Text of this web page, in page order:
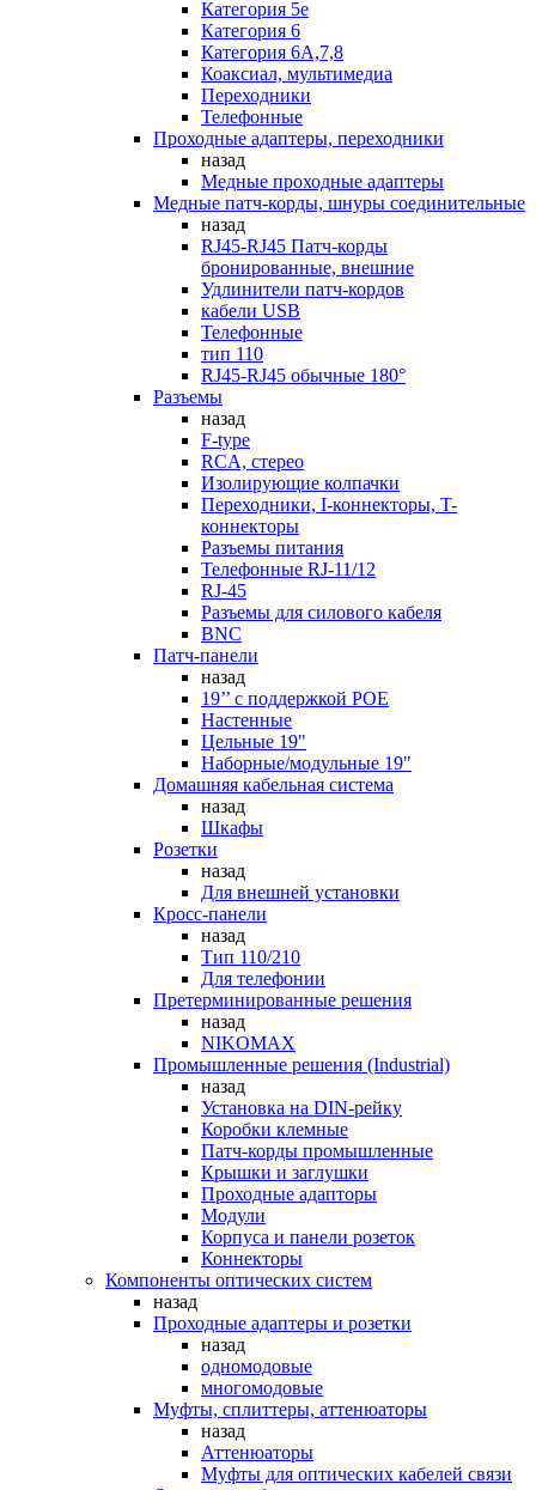
Категория 5е
Категория 6
Категория 6А,7,8
Коаксиал, мультимедиа
Переходники
Телефонные
Проходные адаптеры, переходники
назад
Медные проходные адаптеры
Медные патч-корды, шнуры соединительные
назад
RJ45-RJ45 Патч-корды
бронированные, внешние
Удлинители патч-кордов
кабели USB
Телефонные
тип 110
RJ45-RJ45 обычные 180°
Разъемы
назад
F-type
RCA, стерео
Изолирующие колпачки
Переходники, I-коннекторы, T-
коннекторы
Разъемы питания
Телефонные RJ-11/12
RJ-45
Разъемы для силового кабеля
BNC
Патч-панели
назад
19’’ с поддержкой POE
Настенные
Цельные 19"
Наборные/модульные 19"
Домашняя кабельная система
назад
Шкафы
Розетки
назад
Для внешней установки
Кросс-панели
назад
Тип 110/210
Для телефонии
Претерминированные решения
назад
NIKOMAX
Промышленные решения (Industrial)
назад
Установка на DIN-рейку
Коробки клемные
Патч-корды промышленные
Крышки и заглушки
Проходные адапторы
Модули
Корпуса и панели розеток
Коннекторы
Компоненты оптических систем
назад
Проходные адаптеры и розетки
назад
одномодовые
многомодовые
Муфты, сплиттеры, аттенюаторы
назад
Аттенюаторы
Муфты для оптических кабелей связи